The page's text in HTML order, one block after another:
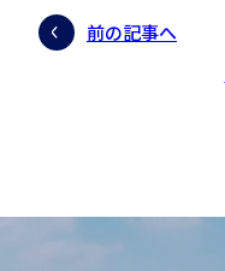
前の記事へ